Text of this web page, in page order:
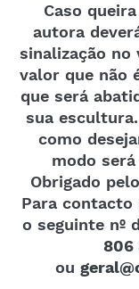
Caso
autora
sinalização no
valor que não
que será
sua
como
modo
Obrigado
Para
o seguinte nº
806
ou